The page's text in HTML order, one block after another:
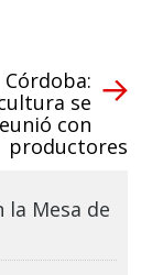
Córdoba:
se
con
productores
la Mesa de